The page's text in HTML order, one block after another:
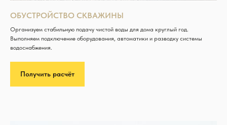
ОБУСТРОЙСТВО СКВАЖИНЫ
Организуем стабильную подачу чистой воды для дома круглый год.
Выполняем подключение оборудования, автоматики и разводку системы
водоснабжения.
Получить расчёт